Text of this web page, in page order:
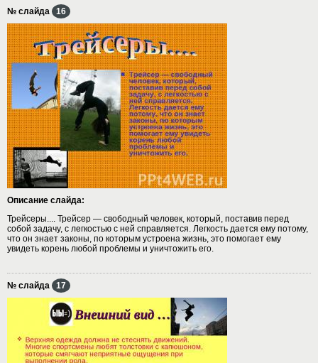
№ слайда 16
Описание слайда:
Трейсеры.... Трейсер — свободный человек, который, поставив перед
собой задачу, с легкостью с ней справляется. Легкость дается ему потому,
что он знает законы, по которым устроена жизнь, это помогает ему
увидеть корень любой проблемы и уничтожить его.
№ слайда 17